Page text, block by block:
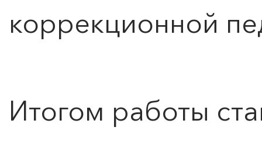
коррекционной
Итогом работы